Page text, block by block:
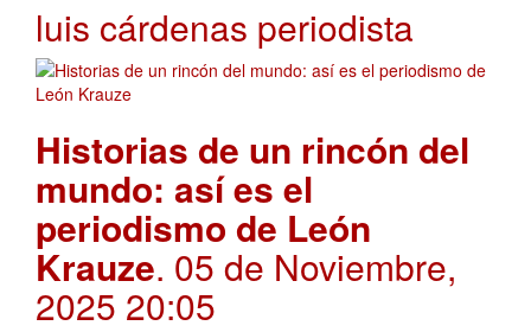
luis cárdenas periodista
Historias de un rincón del
mundo: así es el
periodismo de León
Krauze. 05 de Noviembre,
2025 20:05